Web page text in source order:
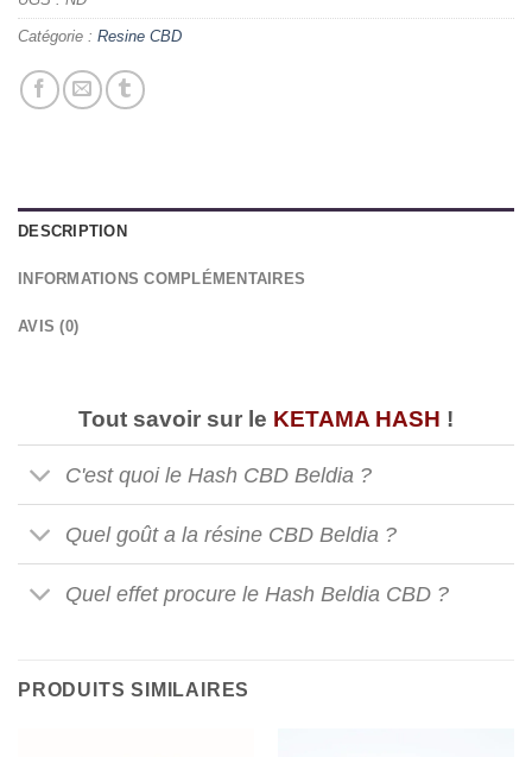
Catégorie : Resine CBD
DESCRIPTION
INFORMATIONS COMPLÉMENTAIRES
AVIS (0)
Tout savoir sur le KETAMA HASH !
C'est quoi le Hash CBD Beldia ?
Quel goût a la résine CBD Beldia ?
Quel effet procure le Hash Beldia CBD ?
PRODUITS SIMILAIRES